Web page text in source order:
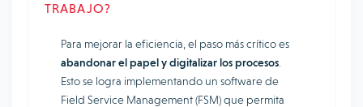
TRABAJO?
Para mejorar la eficiencia, el paso más crítico es
abandonar el papel y digitalizar los procesos
Esto se logra implementando un software de
Field Service Management (FSM) que permita